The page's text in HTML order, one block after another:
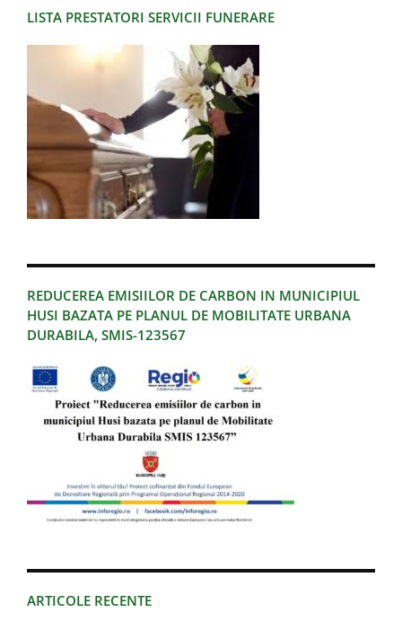
LISTA PRESTATORI SERVICII FUNERARE
REDUCEREA EMISIILOR DE CARBON IN MUNICIPIUL
HUSI BAZATA PE PLANUL DE MOBILITATE URBANA
DURABILA, SMIS-123567
ARTICOLE RECENTE